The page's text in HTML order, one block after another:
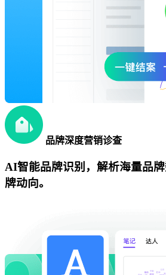
品牌深度营销诊查
AI智能品牌识别，解析海量品
牌动向。